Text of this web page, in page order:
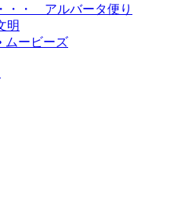
・・ アルバータ便り
明
ムービーズ